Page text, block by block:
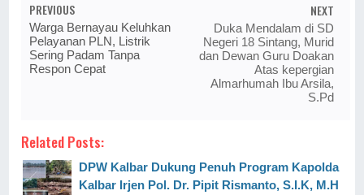
PREVIOUS
Warga Bernayau Keluhkan
Pelayanan PLN, Listrik
Sering Padam Tanpa
Respon Cepat
NEXT
Duka Mendalam di SD
Negeri 18 Sintang, Murid
dan Dewan Guru Doakan
Atas kepergian
Almarhumah Ibu Arsila,
S.Pd
Related Posts:
DPW Kalbar Dukung Penuh Program Kapolda
Kalbar Irjen Pol. Dr. Pipit Rismanto, S.I.K, M.H